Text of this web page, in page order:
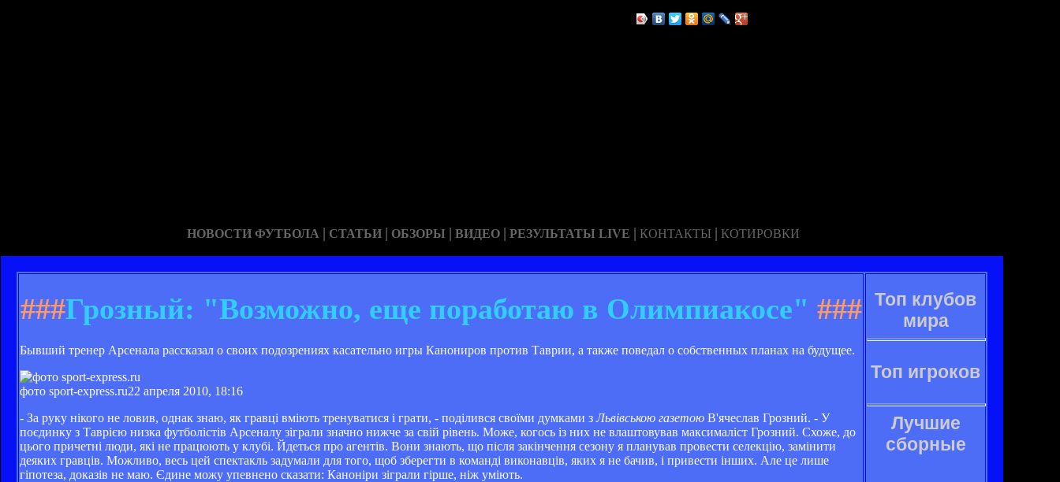
НОВОСТИ ФУТБОЛА | СТАТЬИ | ОБЗОРЫ | ВИДЕО | РЕЗУЛЬТАТЫ LIVE | КОНТАКТЫ | КОТИРОВКИ
###Грозный: "Возможно, еще поработаю в Олимпиакосе" ###
Бывший тренер Арсенала рассказал о своих подозрениях касательно игры Канониров против Таврии, а также поведал о собственных планах на будущее.
фото sport-express.ru22 апреля 2010, 18:16
- За руку нікого не ловив, однак знаю, як гравці вміють тренуватися і грати, - поділився своїми думками зЛьвівською газетою В'ячеслав Грозний. - У
поєдинку з Таврією низка футболістів Арсеналу зіграли значно нижче за свій рівень. Може, когось із них не влаштовував максималіст Грозний. Схоже, до
цього причетні люди, які не працюють у клубі. Йдеться про агентів. Вони знають, що після закінчення сезону я планував провести селекцію, замінити
деяких гравців. Можливо, весь цей спектакль задумали для того, щоб зберегти в команді виконавців, яких я не бачив, і привести інших. Але це лише
гіпотеза, доказів не маю. Єдине можу упевнено сказати: Каноніри зіграли гірше, ніж уміють.
Топ клубов
мира
Топ игроков
Лучшие
сборные